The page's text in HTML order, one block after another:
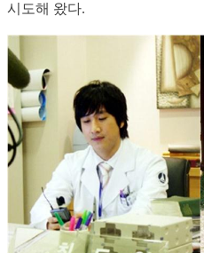
시도해 왔다.